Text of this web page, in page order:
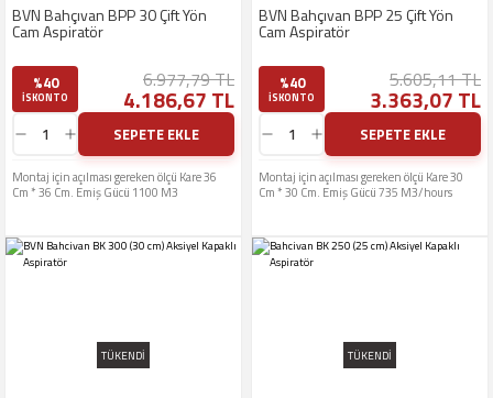
BVN Bahçıvan BPP 30 Çift Yön
Cam Aspiratör
%40
ISKONTO
6.977,79 TL
4.186,67 TL
SEPETE EKLE
Montaj için açılması gereken ölçü Kare 36
Cm * 36 Cm. Emiş Gücü 1100 M3
BVN Bahçıvan BPP 25 Çift Yön
Cam Aspiratör
%40
ISKONTO
5.605,11 TL
3.363,07 TL
SEPETE EKLE
Montaj için açılması gereken ölçü Kare 30
Cm * 30 Cm. Emiş Gücü 735 M3/hours
TÜKENDİ TÜKENDİ